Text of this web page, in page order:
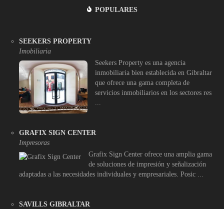
POPULARES
SEEKERS PROPERTY
Imobiliaria
Seekers Property es una agencia
inmobiliaria bien establecida en Gibraltar
que ofrece una gama completa de
servicios inmobiliarios en los sectores res
...
GRAFIX SIGN CENTER
Impresoras
Grafix Sign Center ofrece una amplia gama
de soluciones de impresión y señalización
adaptadas a las necesidades individuales y empresariales. Posic ...
SAVILLS GIBRALTAR